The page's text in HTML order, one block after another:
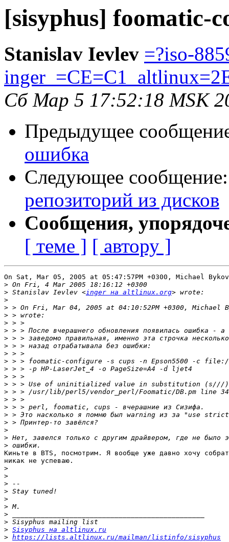
[sisyphus] foomatic-
Stanislav Ievlev =?iso-
Сб Мар 5 17:52:18 MSK
Предыдущее
ошибка
Следующее
репозиторий из дисков
Сообщения,
[ теме ] [ автору ]
On Sat, Mar 05, 2005 at 05:47:57PM +0300, Michael
>
> Stanislav Ievlev <inger на altlinux.org
>
>
>
>
>
>
>
>
>
>
>
>
>
>
>
>
>
>
>
>
Киньте в BTS, посмотрим. Я вообще уже давно хочу
никак не успеваю.
>
>
>
>
>
>
>
>
> Sisyphus на altlinux.ru
> https://lists.altlinux.ru/mailman/listinfo/sisyphus